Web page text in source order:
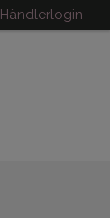
Händlerlogin